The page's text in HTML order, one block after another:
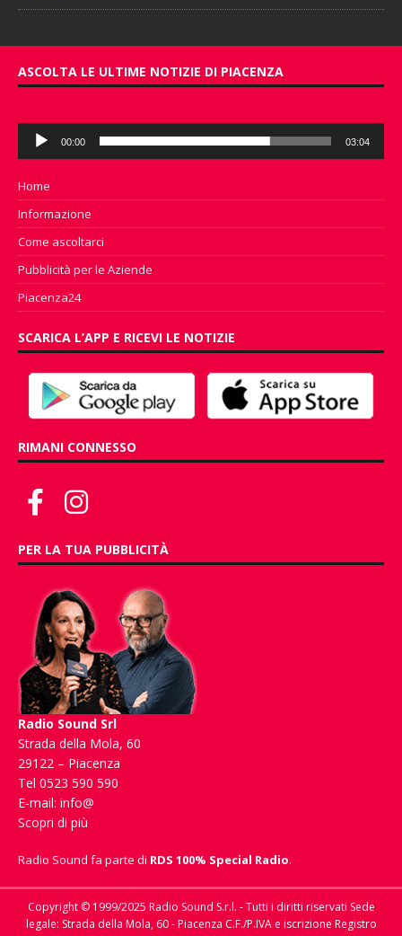
ASCOLTA LE ULTIME NOTIZIE DI PIACENZA
Audio
Player
00:00 03:04
Home
Informazione
Come ascoltarci
Pubblicità per le Aziende
Piacenza24
SCARICA L’APP E RICEVI LE NOTIZIE
RIMANI CONNESSO
PER LA TUA PUBBLICITÀ
Radio Sound Srl
Strada della Mola, 60
29122 – Piacenza
Tel 0523 590 590
E-mail: info@
Scopri di più
Radio Sound fa parte di RDS 100% Special Radio.
Copyright © 1999/2025 Radio Sound S.r.l. - Tutti i diritti riservati Sede
legale: Strada della Mola, 60 - Piacenza C.F./P.IVA e iscrizione Registro